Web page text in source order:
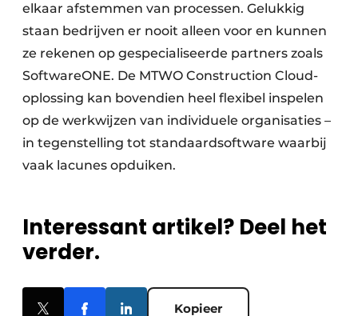
elkaar afstemmen van processen. Gelukkig
staan bedrijven er nooit alleen voor en kunnen
ze rekenen op gespecialiseerde partners zoals
SoftwareONE. De MTWO Construction Cloud-
oplossing kan bovendien heel flexibel inspelen
op de werkwijzen van individuele organisaties –
in tegenstelling tot standaardsoftware waarbij
vaak lacunes opduiken.
Interessant artikel? Deel het
verder.
Kopieer